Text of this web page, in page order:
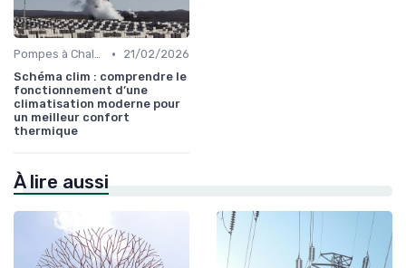
Pompes à Chaleur et Géothermie •
21/02/2026
Schéma clim : comprendre le
fonctionnement d’une
climatisation moderne pour
un meilleur confort
thermique
À lire aussi